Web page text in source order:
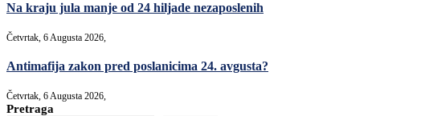
Na kraju jula manje od 24 hiljade nezaposlenih
Četvrtak, 6 Augusta 2026,
Antimafija zakon pred poslanicima 24. avgusta?
Četvrtak, 6 Augusta 2026,
Pretraga